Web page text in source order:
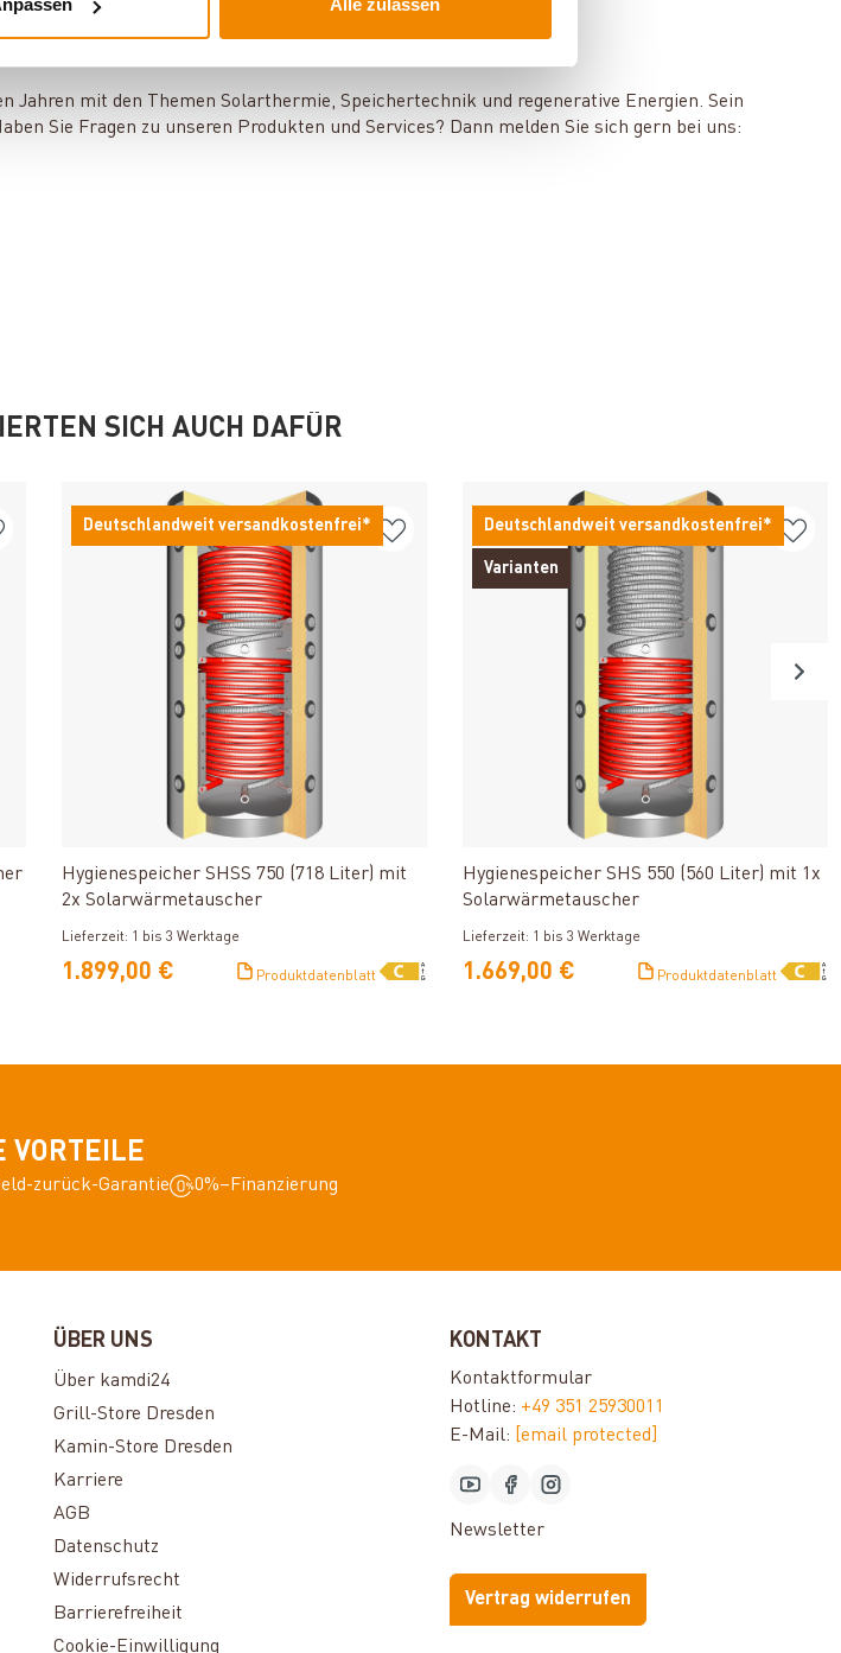
Alle zulassen
Jahren mit den Themen Solarthermie, Speichertechnik und regenerative Energien. Sein
Sie Fragen zu unseren Produkten und Services? Dann melden Sie sich gern bei uns:
SICH AUCH DAFÜR
Deutschlandweit versandkostenfrei*
Produkt ansehen
Hygienespeicher SHSS 750 (718 Liter) mit
2x Solarwärmetauscher
Lieferzeit: 1 bis 3 Werktage
1.899,00 € Produktdatenblatt
Deutschlandweit versandkostenfrei*
Varianten
Produkt ansehen
Hygienespeicher SHS 550 (560 Liter) mit 1x
Solarwärmetauscher
Lieferzeit: 1 bis 3 Werktage
1.669,00 € Produktdatenblatt
VORTEILE
zurück-Garantie 0%–Finanzierung
ÜBER UNS
Über kamdi24
Grill-Store Dresden
Kamin-Store Dresden
Karriere
AGB
Datenschutz
Widerrufsrecht
Barrierefreiheit
Cookie-Einwilligung
KONTAKT
Kontaktformular
Hotline: +49 351 25930011
E-Mail:
[email protected]
Newsletter
Vertrag widerrufen